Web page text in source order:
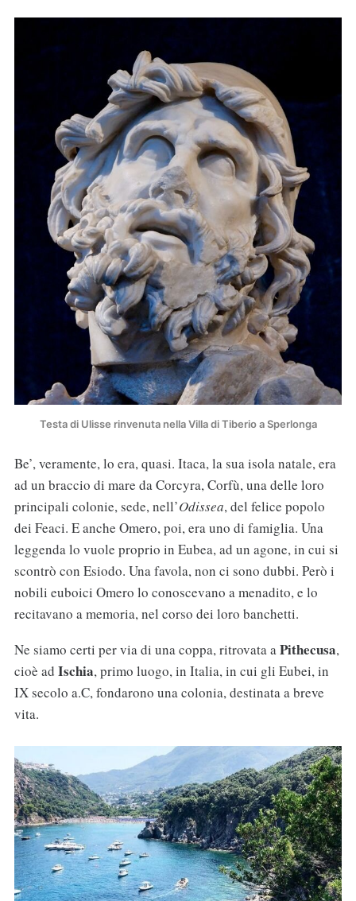
Testa di Ulisse rinvenuta nella Villa di Tiberio a Sperlonga
Be’, veramente, lo era, quasi. Itaca, la sua isola natale, era
ad un braccio di mare da Corcyra, Corfù, una delle loro
principali colonie, sede, nell’Odissea, del felice popolo
dei Feaci. E anche Omero, poi, era uno di famiglia. Una
leggenda lo vuole proprio in Eubea, ad un agone, in cui si
scontrò con Esiodo. Una favola, non ci sono dubbi. Però i
nobili euboici Omero lo conoscevano a menadito, e lo
recitavano a memoria, nel corso dei loro banchetti.
Ne siamo certi per via di una coppa, ritrovata aPithecusa,
cioè ad Ischia, primo luogo, in Italia, in cui gli Eubei, in
IX secolo a.C, fondarono una colonia, destinata a breve
vita.